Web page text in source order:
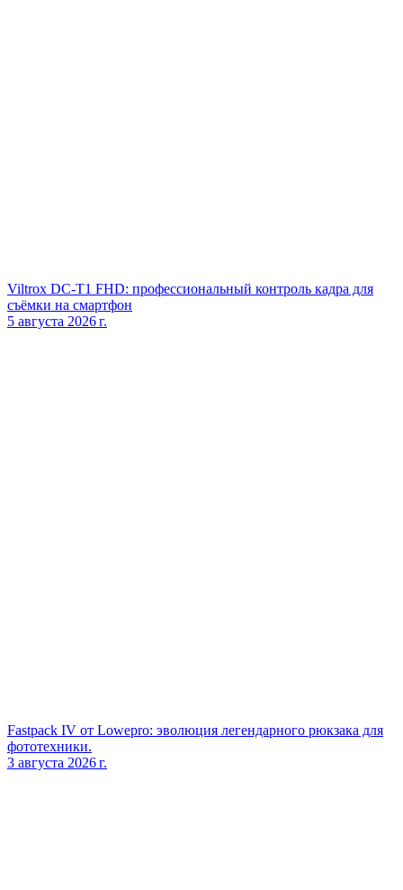
Viltrox DC‑T1 FHD: профессиональный контроль кадра для
съёмки на смартфон
5 августа 2026 г.
Fastpack IV от Lowepro: эволюция легендарного рюкзака для
фототехники.
3 августа 2026 г.